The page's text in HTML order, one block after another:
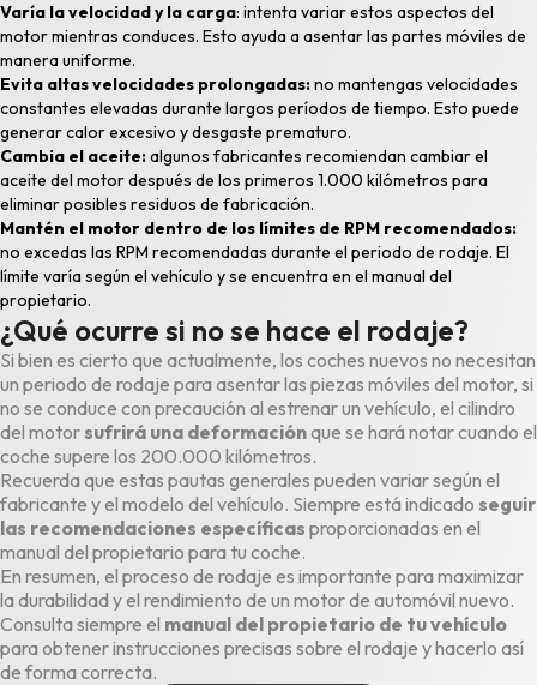
Varía la velocidad y la carga: intenta variar estos aspectos del
motor mientras conduces. Esto ayuda a asentar las partes móviles de
manera uniforme.
Evita altas velocidades prolongadas:no mantengas velocidades
constantes elevadas durante largos períodos de tiempo. Esto puede
generar calor excesivo y desgaste prematuro.
Cambia el aceite:algunos fabricantes recomiendan cambiar el
aceite del motor después de los primeros 1.000 kilómetros para
eliminar posibles residuos de fabricación.
Mantén el motor dentro de los límites de RPM recomendados:
no excedas las RPM recomendadas durante el periodo de rodaje. El
límite varía según el vehículo y se encuentra en el manual del
propietario.
¿Qué ocurre si no se hace el rodaje?
Si bien es cierto que actualmente, los coches nuevos no necesitan
un periodo de rodaje para asentar las piezas móviles del motor, si
no se conduce con precaución al estrenar un vehículo, el cilindro
del motorsufrirá una deformaciónque se hará notar cuando el
coche supere los 200.000 kilómetros.
Recuerda que estas pautas generales pueden variar según el
fabricante y el modelo del vehículo. Siempre está indicado seguir
las recomendaciones específicas proporcionadas en el
manual del propietario para tu coche.
En resumen, el proceso de rodaje es importante para maximizar
la durabilidad y el rendimiento de un motor de automóvil nuevo.
Consulta siempre el manual del propietario de tu vehículo
para obtener instrucciones precisas sobre el rodaje y hacerlo así
de forma correcta.